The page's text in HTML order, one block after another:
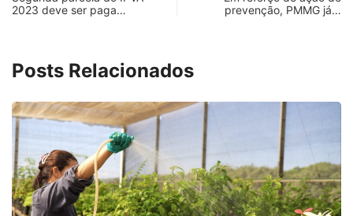
2023 deve ser paga…
prevenção, PMMG já…
Posts Relacionados